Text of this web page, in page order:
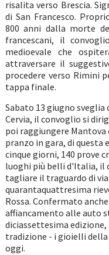
risalita verso Brescia.
di San Francesco.
800 anni dalla morte
francescani, il
medioevale che
attraversare il
procedere verso Rimini
tappa finale.
Sabato 13 giugno
Cervia, il convoglio si
poi raggiungere
pranzo in gara, di questa
cinque giorni, 140 prove
luoghi più belli d'Italia, il
tagliare il traguardo di
quarantaquattresima
Rossa. Confermato
affiancamento alle auto
diciassettesima
tradizione - i gioielli della
oggi.